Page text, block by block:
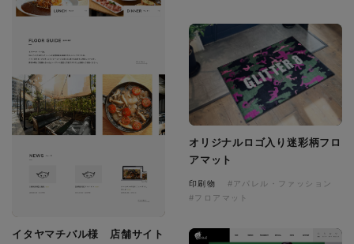
イタヤマチバル様 店舗サイト
オリジナルロゴ入り迷彩柄フロ
アマット
印刷物
#アパレル・ファッション
#フロアマット